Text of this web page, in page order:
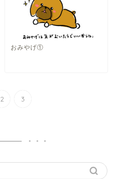
おみやげ①
2 3